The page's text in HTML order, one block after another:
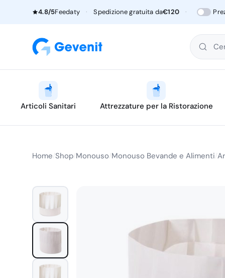
4.8/5Feedaty · Spedizione gratuita da€120 ·
Articoli Sanitari Attrezzature per la Ristorazione
Home Shop Monouso Monouso Bevande e Alimenti